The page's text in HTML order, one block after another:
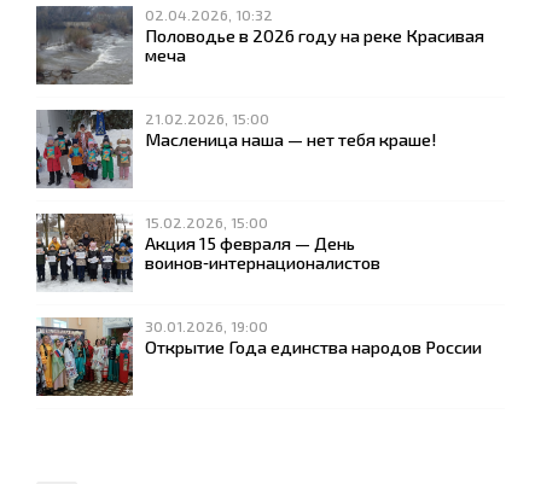
02.04.2026, 10:32
Половодье в 2026 году на реке Красивая
меча
21.02.2026, 15:00
Масленица наша — нет тебя краше!
15.02.2026, 15:00
Акция 15 февраля — День
воинов‑интернационалистов
30.01.2026, 19:00
Открытие Года единства народов России